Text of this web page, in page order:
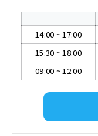
14:00 ~17:00
15:30 ~18:00
09:00 ~12:00